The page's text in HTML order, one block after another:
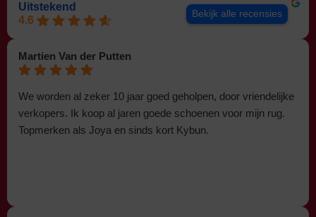
Uitstekend
4.6
Bekijk alle recensies
Martien Van der Putten
We worden al zeker 10 jaar goed geholpen, door vriendelijke
verkopers. Ik koop al jaren goede schoenen voor mijn rug.
Topmerken als Joya en sinds kort Kybun.